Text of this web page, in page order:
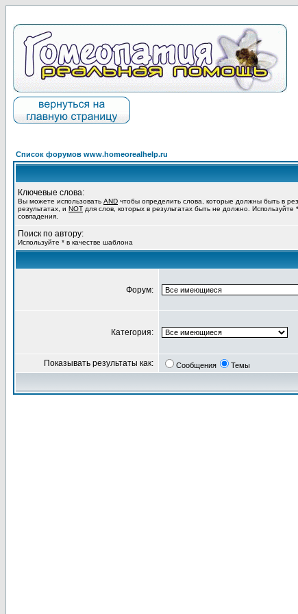
Список форумов www.homeorealhelp.ru
Ключевые слова:
Вы можете использовать AND чтобы определить слова, которые должны быть в
результатах, и NOT для слов, которых в результатах быть не должно. Используйте
совпадения.
Поиск по автору:
Используйте * в качестве шаблона
Форум:
Категория:
Показывать результаты как: Сообщения Темы